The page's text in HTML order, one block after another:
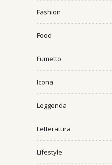
Fashion
Food
Fumetto
Icona
Leggenda
Letteratura
Lifestyle